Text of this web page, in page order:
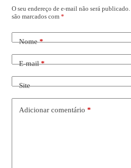
O seu endereço de e-mail não será publicado.
são marcados com *
Nome*
E-mail*
Site
Adicionar comentário *